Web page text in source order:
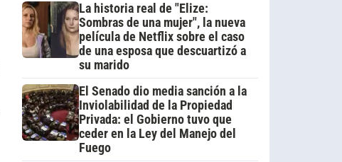
La historia real de "Elize:
Sombras de una mujer", la nueva
película de Netflix sobre el caso
de una esposa que descuartizó a
su marido
El Senado dio media sanción a la
Inviolabilidad de la Propiedad
Privada: el Gobierno tuvo que
ceder en la Ley del Manejo del
Fuego